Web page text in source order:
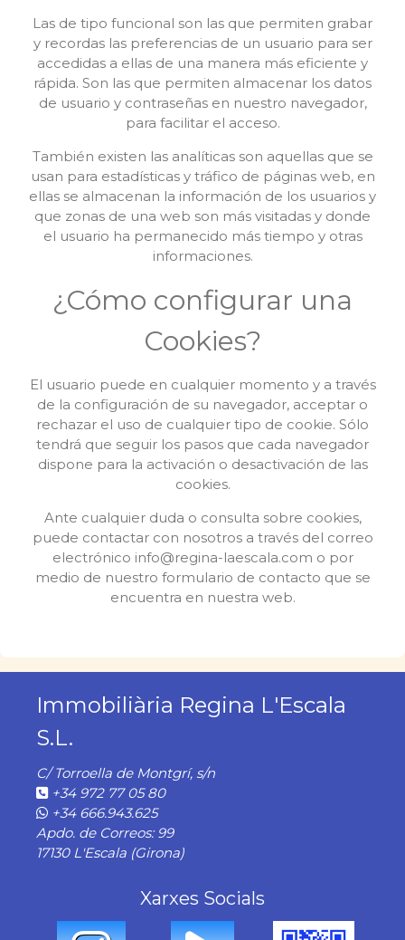
Las de tipo funcional son las que permiten grabar
y recordas las preferencias de un usuario para ser
accedidas a ellas de una manera más eficiente y
rápida. Son las que permiten almacenar los datos
de usuario y contraseñas en nuestro navegador,
para facilitar el acceso.
También existen las analíticas son aquellas que se
usan para estadísticas y tráfico de páginas web, en
ellas se almacenan la información de los usuarios y
que zonas de una web son más visitadas y donde
el usuario ha permanecido más tiempo y otras
informaciones.
¿Cómo configurar una
Cookies?
El usuario puede en cualquier momento y a través
de la configuración de su navegador, acceptar o
rechazar el uso de cualquier tipo de cookie. Sólo
tendrá que seguir los pasos que cada navegador
dispone para la activación o desactivación de las
cookies.
Ante cualquier duda o consulta sobre cookies,
puede contactar con nosotros a través del correo
electrónico info@regina-laescala.com o por
medio de nuestro formulario de contacto que se
encuentra en nuestra web.
Immobiliària Regina L'Escala
S.L.
C/ Torroella de Montgrí, s/n
+34 972 77 05 80
+34 666.943.625
Apdo. de Correos: 99
17130 L'Escala (Girona)
Xarxes Socials